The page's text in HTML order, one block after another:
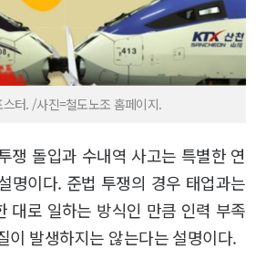
터. /사진=철도노조 홈페이지.
쟁 돌입과 수내역 사고는 특별한 연
명이다. 준법 투쟁의 경우 태업과는
대로 일하는 방식인 만큼 인력 부족
이 발생하지는 않는다는 설명이다.